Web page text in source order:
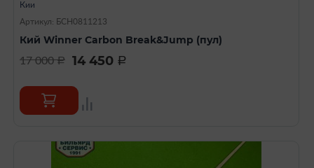
Кии
Артикул: БСН0811213
Кий Winner Carbon Break&Jump (пул)
17 000a 14 450 a